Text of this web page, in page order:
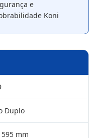
e
Koni
Duplo
mm